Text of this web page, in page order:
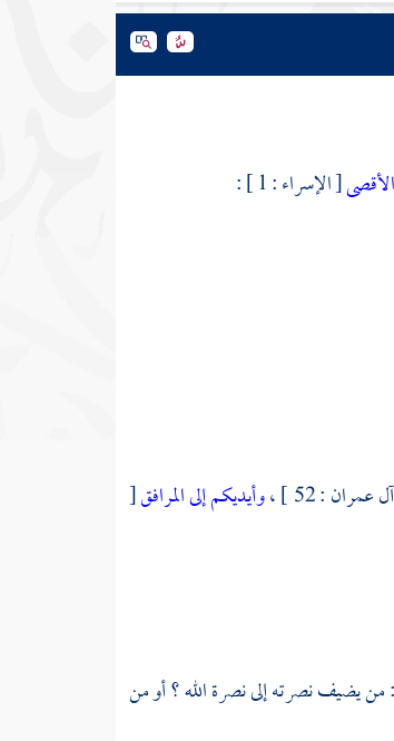
[ الإسراء : 1 ] :
عمران : 52 ] ، وأيديكم إلى المرافق[
من يضيف نصرته إلى نصرة الله ؟ أو من